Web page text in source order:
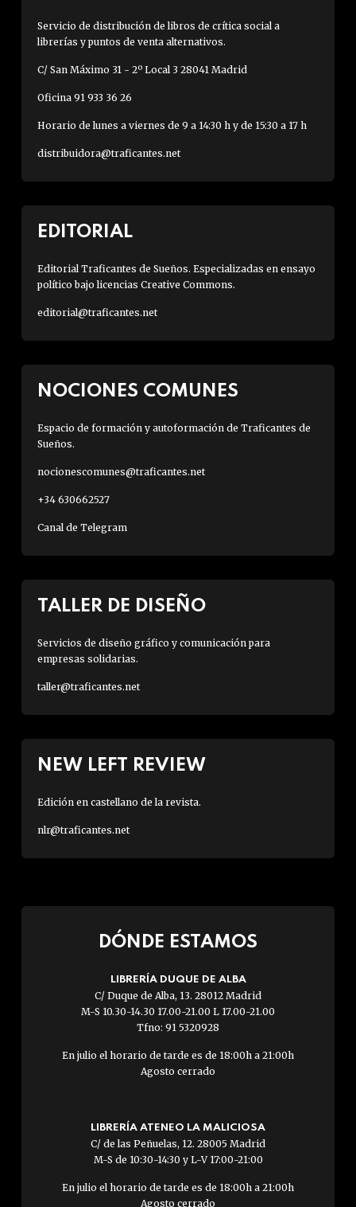
Servicio de distribución de libros de crítica social a
librerías y puntos de venta alternativos.
C/ San Máximo 31 - 2º Local 3 28041 Madrid
Oficina 91 933 36 26
Horario de lunes a viernes de 9 a 14:30 h y de 15:30 a 17 h
distribuidora@traficantes.net
EDITORIAL
Editorial Traficantes de Sueños. Especializadas en ensayo
político bajo licencias Creative Commons.
editorial@traficantes.net
NOCIONES COMUNES
Espacio de formación y autoformación de Traficantes de
Sueños.
nocionescomunes@traficantes.net
+34 630662527
Canal de Telegram
TALLER DE DISEÑO
Servicios de diseño gráfico y comunicación para
empresas solidarias.
taller@traficantes.net
NEW LEFT REVIEW
Edición en castellano de la revista.
nlr@traficantes.net
DÓNDE ESTAMOS
LIBRERÍA DUQUE DE ALBA
C/ Duque de Alba, 13. 28012 Madrid
M-S 10.30-14.30 17.00-21.00 L 17.00-21.00
Tfno: 91 5320928
En julio el horario de tarde es de 18:00h a 21:00h
Agosto cerrado
LIBRERÍA ATENEO LA MALICIOSA
C/ de las Peñuelas, 12. 28005 Madrid
M-S de 10:30-14:30 y L-V 17:00-21:00
En julio el horario de tarde es de 18:00h a 21:00h
Agosto cerrado